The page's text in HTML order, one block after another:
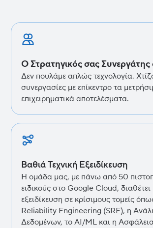
Ο Στρατηγικός σας
Δεν πουλάμε απλώς τεχνολογία.
συνεργασίες με επίκεντρο τα
επιχειρηματικά αποτελέσματα.
Βαθιά Τεχνική Εξειδίκευση
Η ομάδα μας, με πάνω από 50
ειδικούς στο Google Cloud,
εξειδίκευση σε κρίσιμους τομείς
Reliability Engineering (SRE), η
Δεδομένων, το AI/ML και η